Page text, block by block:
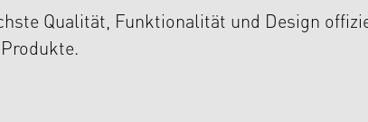
Qualität, Funktionalität und Design